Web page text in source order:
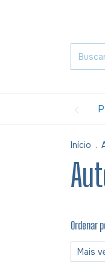
Início .
Ordenar